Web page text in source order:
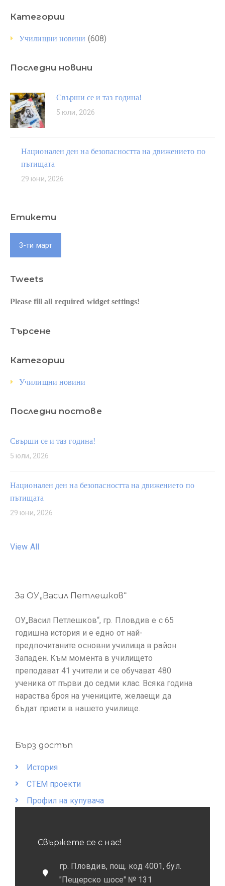
Категории
Училищни новини (608)
Последни новини
Свърши се и таз година!
5 юли, 2026
Национален ден на безопасността на движението по
пътищата
29 юни, 2026
Етикети
3-ти март
Tweets
Please fill all required widget settings!
Търсене
Категории
Училищни новини
Последни постове
Свърши се и таз година!
5 юли, 2026
Национален ден на безопасността на движението по
пътищата
29 юни, 2026
View All
За ОУ„Васил Петлешков“
ОУ„Васил Петлешков“, гр. Пловдив е с 65
годишна история и е едно от най-
предпочитаните основни училища в район
Западен. Към момента в училището
преподават 41 учители и се обучават 480
ученика от първи до седми клас. Всяка година
нараства броя на учениците, желаещи да
бъдат приети в нашето училище.
Бърз достъп
История
СТЕМ проекти
Профил на купувача
Свържете се с нас!
гр. Пловдив, пощ. код 4001, бул.
"Пещерско шосе" № 131